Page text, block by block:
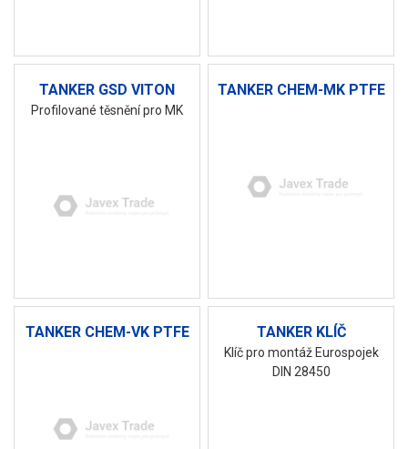
TANKER GSD VITON
Profilované těsnění pro MK
TANKER CHEM-MK PTFE
TANKER CHEM-VK PTFE TANKER KLÍČ
Klíč pro montáž Eurospojek
DIN 28450